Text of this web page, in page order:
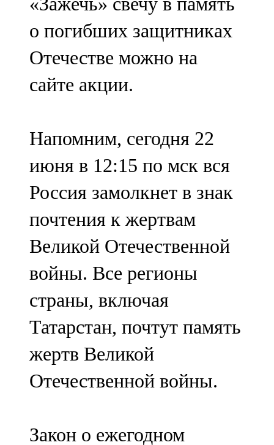
о погибших защитниках
Отечестве можно на
сайте акции.
Напомним, сегодня 22
июня в 12:15 по мск вся
Россия замолкнет в знак
почтения к жертвам
Великой Отечественной
войны. Все регионы
страны, включая
Татарстан, почтут память
жертв Великой
Отечественной войны.
Закон о ежегодном